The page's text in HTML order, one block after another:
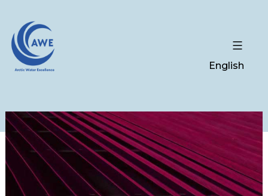
English